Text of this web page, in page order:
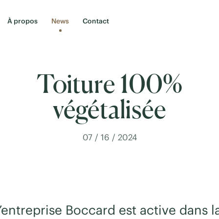
À propos News Contact
Toiture 100%
végétalisée
07 / 16 / 2024
Boccard est active dans